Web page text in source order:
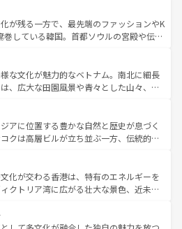
。 なお、新着のハワイ情報
を参照してほしい。
ティも充実しており、サーフィンやダイ
グなど、アウトドア好きにはたまらな
アの多彩な魅力を存分に味わいつくそ
岳地帯である台湾東部など、都市の喧騒
共存しており、訪れる人に新しい発見と
くれる。また、奥深い台湾の食文化も魅
のスイーツなど、バラエティ豊かな料理
わえる。 なお、新着の台湾情報は コンテンツ一覧を参
が残る一方で、最先端のファッションやK
巻している韓国。首都ソウルの宮殿や伝統
ばせば四季折々の自然美を楽しむことが
キムチや焼肉、絶品のストリートフード
韓国料理が待っている。夜には、韓国な
がら、韓国の多彩な魅力を心ゆくまで味
わってみてほしい。 なお、新着の韓国情報はコンテンツ一
い。
な文化が魅力的なベトナム。南北に細長
、広大な田園風景や青々とした山々、世
伝統が息づく。ハノイの古い町並みやホ
ンス統治時代の建物も、独特の雰囲気を
また、バラエティの豊かさとおいしさで
インミー、ベトナムコーヒーなどは、ぜ
い。どの地域を訪れてもあたたかい人々
くれるので、きっと忘れられない旅にな
アに位置する豊かな自然と歴史が息づく
クは高層ビルが立ち並ぶ一方、伝統的な
いる。北部ではチェンマイなどの山岳地
い、南部ではプーケットやクラビの美し
ト気分を楽しむことができる。タイ料理
年中温暖で、どの季節にも異なる楽しみ
しみやすいタイの人々、仏教を中心とし
化が交わる香港は、特有のエネルギーを
クトリア湾に広がる壮大な景色、近未来
も感動するはず。観光スポットが密集し
見どころを回れるのも魅力。息をのむよ